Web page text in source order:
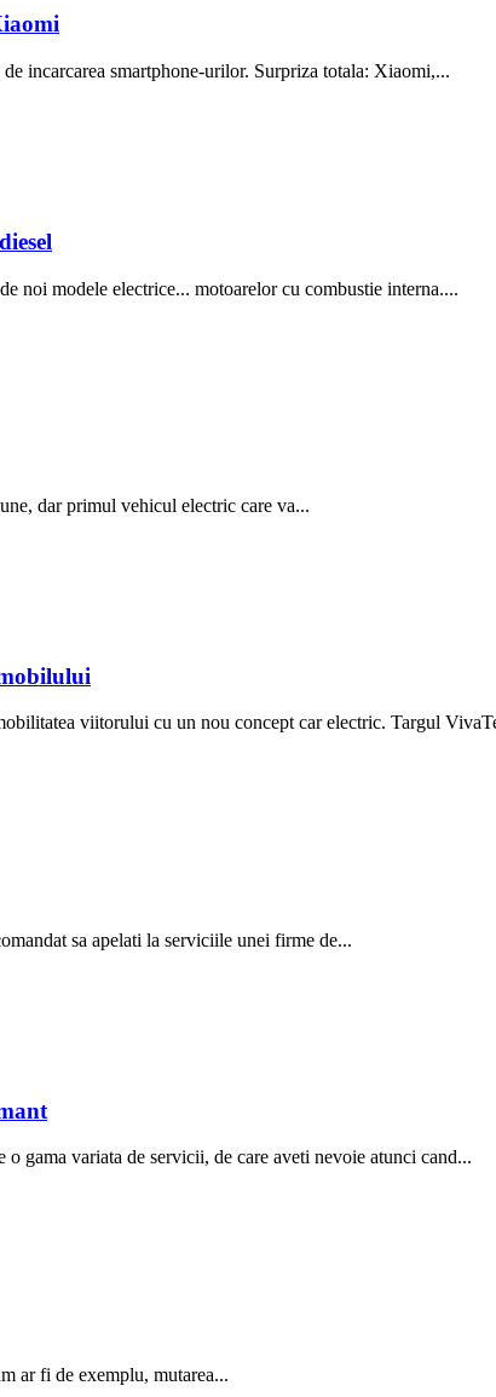
incarcarea smartphone-urilor. Surpriza totala: Xiaomi,...
noi modele electrice... motoarelor cu combustie interna....
dar primul vehicul electric care va...
viitorului cu un nou concept car electric. Targul
sa apelati la serviciile unei firme de...
gama variata de servicii, de care aveti nevoie atunci cand...
ar fi de exemplu, mutarea...